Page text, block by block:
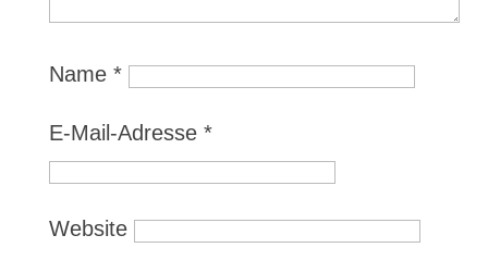
Name *
E-Mail-Adresse *
Website